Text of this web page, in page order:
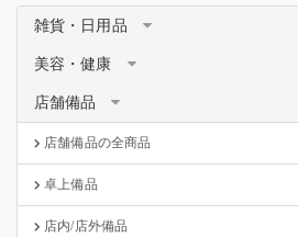
雑貨・日用品
美容・健康
店舗備品
店舗備品の全商品
卓上備品
店内/店外備品